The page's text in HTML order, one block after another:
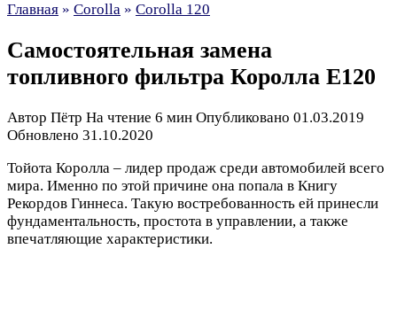
Главная » Corolla » Corolla 120
Самостоятельная замена
топливного фильтра Королла Е120
Автор Пётр На чтение 6 мин Опубликовано 01.03.2019
Обновлено 31.10.2020
Тойота Королла – лидер продаж среди автомобилей всего
мира. Именно по этой причине она попала в Книгу
Рекордов Гиннеса. Такую востребованность ей принесли
фундаментальность, простота в управлении, а также
впечатляющие характеристики.